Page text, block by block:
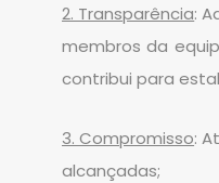
2. Transparência:
membros da
contribui para
3. Compromisso:
alcançadas;